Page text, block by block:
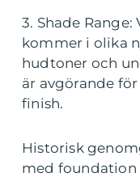
3. Shade
kommer i olika
hudtoner och
är avgörande
finish.
Historisk
med